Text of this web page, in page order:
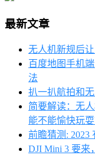
最新文章
无人机新规后
百度地图手机
法
扒一扒航拍和
简要解读：无
能不能愉快玩
前瞻猜测: 2023
DJI Mini 3 要来